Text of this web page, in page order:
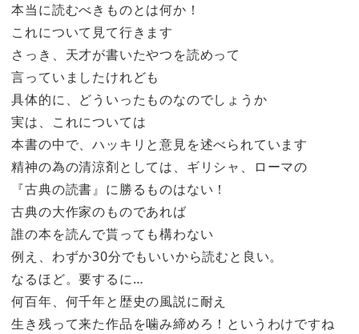
本当に読むべきものとは何か！
これについて見て行きます
さっき、天才が書いたやつを読めって
言っていましたけれども
具体的に、どういったものなのでしょうか
実は、これについては
本書の中で、ハッキリと意見を述べられています
精神の為の清涼剤としては、ギリシャ、ローマの
『古典の読書』に勝るものはない！
古典の大作家のものであれば
誰の本を読んで貰っても構わない
例え、わずか30分でもいいから読むと良い。
なるほど。要するに…
何百年、何千年と歴史の風説に耐え
生き残って来た作品を噛み締めろ！というわけですね